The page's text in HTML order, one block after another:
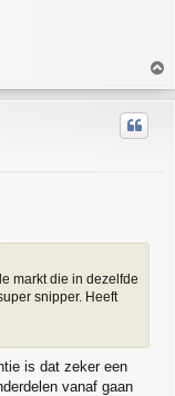
p
markt die in dezelfde
snipper. Heeft
is dat zeker een
vanaf gaan